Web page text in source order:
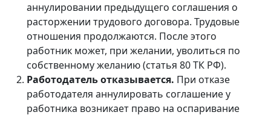
аннулировании предыдущего соглашения о
расторжении трудового договора. Трудовые
отношения продолжаются. После этого
работник может, при желании, уволиться по
собственному желанию (статья 80 ТК РФ).
Работодатель отказывается. При отказе
работодателя аннулировать соглашение у
работника возникает право на оспаривание